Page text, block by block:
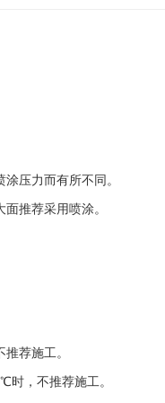
压力而有所不同。
推荐采用喷涂。
荐施工。
时，不推荐施工。